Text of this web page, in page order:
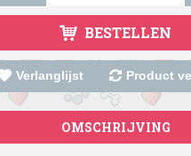
BESTELLEN
Verlanglijst Product
OMSCHRIJVING